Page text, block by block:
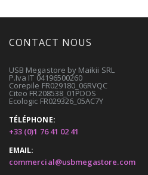
CONTACT NOUS
USB Megastore by Maikii SRL
P.Iva IT 04196500260
Corepile FR029180_06RVQC
Citeo FR208538_01PDOS
Ecologic FR029326_05AC7Y
TÉLÉPHONE:
+33 (0)1 76 41 02 41
EMAIL:
commercial@usbmegastore.com